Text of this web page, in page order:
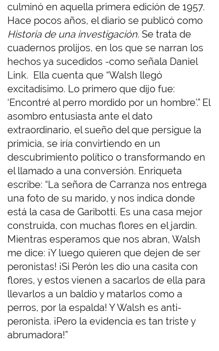
culminó en aquella primera edición de 1957.
Hace pocos años, el diario se publicó como
Historia de una investigación. Se trata de
cuadernos prolijos, en los que se narran los
hechos ya sucedidos -como señala Daniel
Link. Ella cuenta que “Walsh llegó
excitadísimo. Lo primero que dijo fue:
‘Encontré al perro mordido por un hombre’.” El
asombro entusiasta ante el dato
extraordinario, el sueño del que persigue la
primicia, se iría convirtiendo en un
descubrimiento político o transformando en
el llamado a una conversión. Enriqueta
escribe: “La señora de Carranza nos entrega
una foto de su marido, y nos indica donde
está la casa de Garibotti. Es una casa mejor
construida, con muchas flores en el jardín.
Mientras esperamos que nos abran, Walsh
me dice: ¡Y luego quieren que dejen de ser
peronistas! ¡Si Perón les dio una casita con
flores, y estos vienen a sacarlos de ella para
llevarlos a un baldío y matarlos como a
perros, por la espalda! Y Walsh es anti-
peronista. ¡Pero la evidencia es tan triste y
abrumadora!”